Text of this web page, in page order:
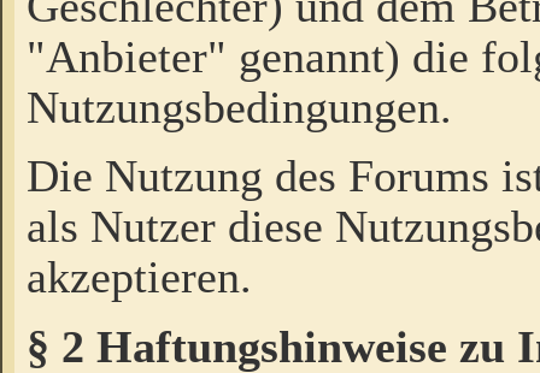
"Anbieter" genannt) die
Nutzungsbedingungen.
Die Nutzung des Forums
als Nutzer diese
akzeptieren.
§ 2 Haftungshinweise zu